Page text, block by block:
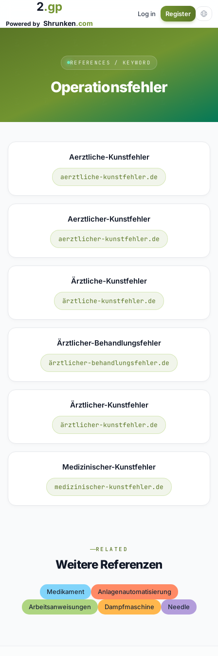
2.gp
Powered by Shrunken.com
Log in Register
REFERENCES / KEYWORD
Operationsfehler
Aerztliche-Kunstfehler
aerztliche-kunstfehler.de
Aerztlicher-Kunstfehler
aerztlicher-kunstfehler.de
Ärztliche-Kunstfehler
ärztliche-kunstfehler.de
Ärztlicher-Behandlungsfehler
ärztlicher-behandlungsfehler.de
Ärztlicher-Kunstfehler
ärztlicher-kunstfehler.de
Medizinischer-Kunstfehler
medizinischer-kunstfehler.de
RELATED
Weitere Referenzen
Medikament
Anlagenautomatisierung
Arbeitsanweisungen
Dampfmaschine Needle